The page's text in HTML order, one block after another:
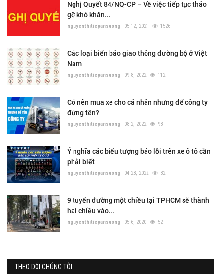
Nghị Quyết 84/NQ-CP – Về việc tiếp tục tháo
gỡ khó khăn...
nguyenthitiepansuong 05 12, 2021 1526
Các loại biển báo giao thông đường bộ ở Việt
Nam
nguyenthitiepansuong 09 8, 2022 112
Có nên mua xe cho cá nhân nhưng để công ty
đứng tên?
nguyenthitiepansuong 08 2, 2022 98
Ý nghĩa các biểu tượng báo lỗi trên xe ô tô cần
phải biết
nguyenthitiepansuong 04 28, 2022 82
9 tuyến đường một chiều tại TPHCM sẽ thành
hai chiều vào...
nguyenthitiepansuong 05 6, 2020 52
THEO DÕI CHÚNG TÔI